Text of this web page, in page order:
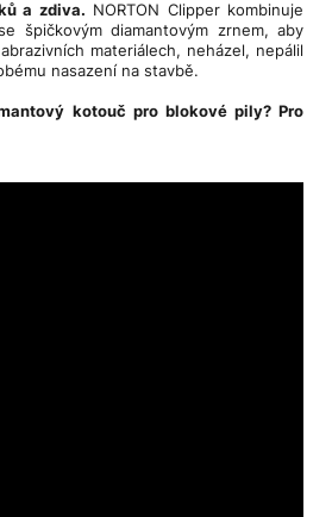
a zdiva. NORTON Clipper kombinuje
špičkovým diamantovým zrnem, aby
materiálech, neházel, nepálil
nasazení na stavbě.
kotouč pro blokové pily? Pro